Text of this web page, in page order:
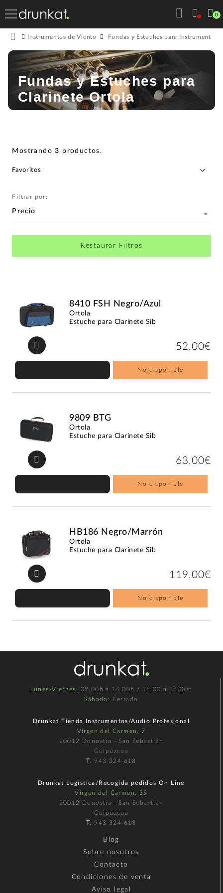
0
Instrumentos de Viento Fundas y Estuches para Instrumentos
Fundas y Estuches para
Clarinete Ortola
Mostrando3 productos.
Filtrar por:
Precio
Restaurar Filtros
8410 FSH Negro/Azul
Ortola
Estuche para Clarinete Sib
52,00€
No disponible
9809 BTG
Ortola
Estuche para Clarinete Sib
63,00€
No disponible
HB186 Negro/Marrón
Ortola
Estuche para Clarinete Sib
119,00€
No disponible
Lunes-Viernes : 09.00h a 14.00h / 15.00 a 18.00h
Sábado : Cerrado
Drunkat Tienda Instrumentos/Audio Profesional
Virgen del Carmen, 7
20012 Donostia - San Sebastián
Guipúzcoa
T. 943 324 618
Drunkat Logística/Recogida pedidos On Line
Virgen del Carmen, 39
20012 Donostia - San Sebastián
Guipúzcoa
T. 943 324 618
Blog
Sobre nosotros
Contacto
Condiciones de venta
Aviso legal